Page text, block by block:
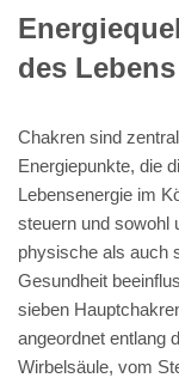
des Lebens
Chakren sind
Energiepunkte, die
Lebensenergie im
steuern und sowohl
physische als auch
Gesundheit
sieben
angeordnet entlang
Wirbelsäule, vom